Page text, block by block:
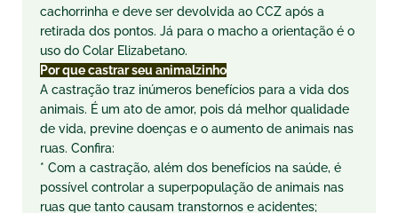
cachorrinha e deve ser devolvida ao CCZ após a
retirada dos pontos. Já para o macho a orientação é o
uso do Colar Elizabetano.
Por que castrar seu animalzinho
A castração traz inúmeros benefícios para a vida dos
animais. É um ato de amor, pois dá melhor qualidade
de vida, previne doenças e o aumento de animais nas
ruas. Confira:
* Com a castração, além dos benefícios na saúde, é
possível controlar a superpopulação de animais nas
ruas que tanto causam transtornos e acidentes;